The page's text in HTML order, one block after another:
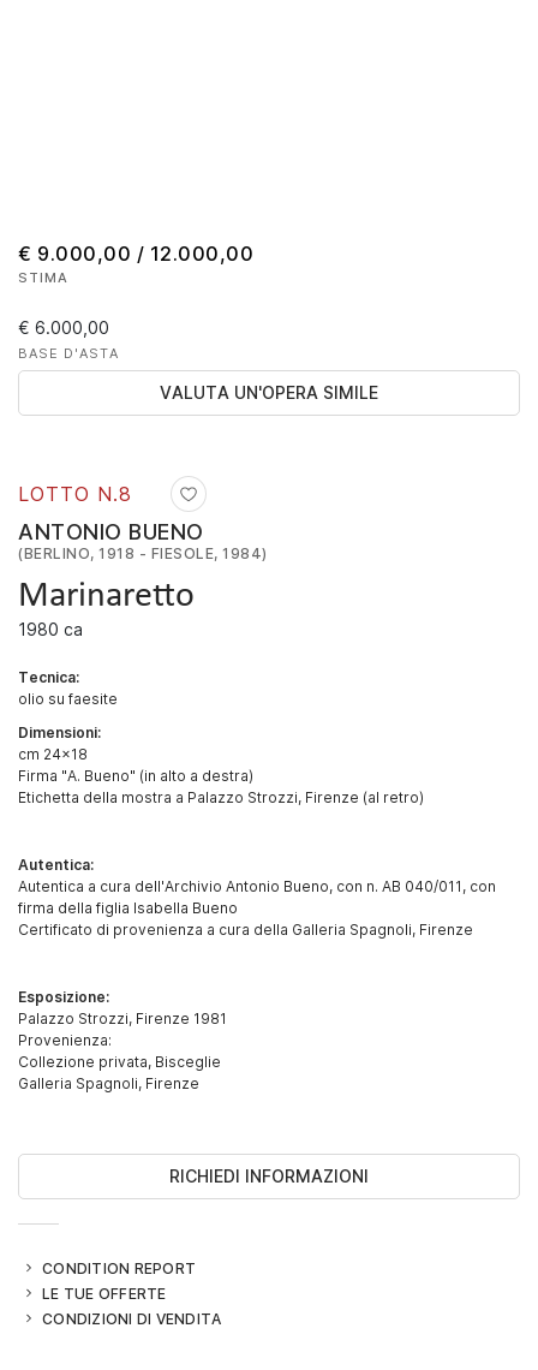
LOTTO N.8
ANTONIO BUENO
(BERLINO, 1918 - FIESOLE, 1984)
Marinaretto
1980 ca
Tecnica:
olio su faesite
Dimensioni:
cm 24x18
Firma "A. Bueno" (in alto a destra)
Etichetta della mostra a Palazzo Strozzi, Firenze (al retro)
Autentica:
Autentica a cura dell'Archivio Antonio Bueno, con n. AB 040/011, con
firma della figlia Isabella Bueno
Certificato di provenienza a cura della Galleria Spagnoli, Firenze
Esposizione:
Palazzo Strozzi, Firenze 1981
Provenienza:
Collezione privata, Bisceglie
Galleria Spagnoli, Firenze
RICHIEDI INFORMAZIONI
CONDITION REPORT
LE TUE OFFERTE
CONDIZIONI DI VENDITA
€ 9.000,00 / 12.000,00
STIMA
€ 6.000,00
BASE D'ASTA
VALUTA UN'OPERA SIMILE